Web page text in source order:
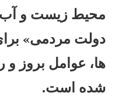
محیط زیست و
دولت مردمی»
ها، عوامل بروز و
شده است.